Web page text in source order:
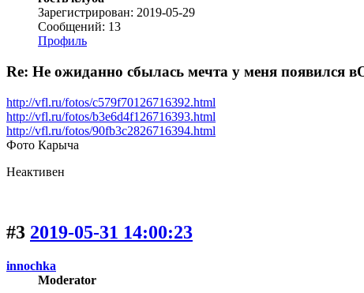
Зарегистрирован: 2019-05-29
Сообщений: 13
Профиль
Re: Не ожиданно сбылась мечта у меня появился
http://vfl.ru/fotos/c579f70126716392.html
http://vfl.ru/fotos/b3e6d4f126716393.html
http://vfl.ru/fotos/90fb3c2826716394.html
Фото Карыча
Неактивен
#3 2019-05-31 14:00:23
innochka
Moderator